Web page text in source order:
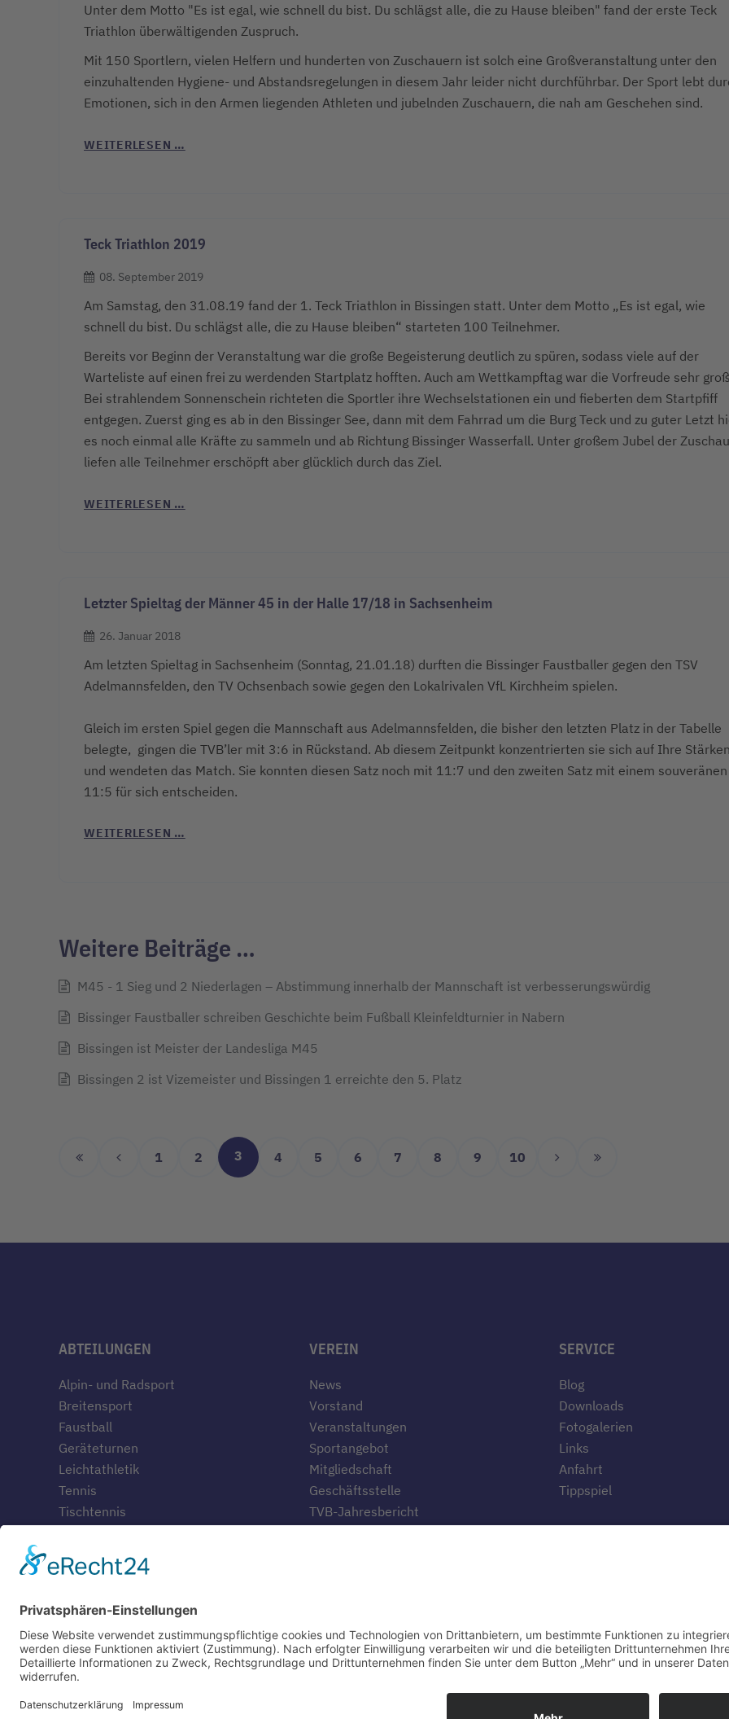
Unter dem Motto "Es ist egal, wie schnell du bist. Du schlägst alle, die zu Hause bleiben" fand der erste Teck
Triathlon überwältigenden Zuspruch.
Mit 150 Sportlern, vielen Helfern und hunderten von Zuschauern ist solch eine Großveranstaltung unter den
einzuhaltenden Hygiene- und Abstandsregelungen in diesem Jahr leider nicht durchführbar. Der Sport lebt
Emotionen, sich in den Armen liegenden Athleten und jubelnden Zuschauern, die nah am Geschehen sind.
WEITERLESEN …
Teck Triathlon 2019
08. September 2019
Am Samstag, den 31.08.19 fand der 1. Teck Triathlon in Bissingen statt. Unter dem Motto „Es ist egal, wie
schnell du bist. Du schlägst alle, die zu Hause bleiben“ starteten 100 Teilnehmer.
Bereits vor Beginn der Veranstaltung war die große Begeisterung deutlich zu spüren, sodass viele auf der
Warteliste auf einen frei zu werdenden Startplatz hofften. Auch am Wettkampftag war die Vorfreude sehr
Bei strahlendem Sonnenschein richteten die Sportler ihre Wechselstationen ein und fieberten dem Startpfiff
entgegen. Zuerst ging es ab in den Bissinger See, dann mit dem Fahrrad um die Burg Teck und zu guter Letzt
es noch einmal alle Kräfte zu sammeln und ab Richtung Bissinger Wasserfall. Unter großem Jubel der
liefen alle Teilnehmer erschöpft aber glücklich durch das Ziel.
WEITERLESEN …
Letzter Spieltag der Männer 45 in der Halle 17/18 in Sachsenheim
26. Januar 2018
Am letzten Spieltag in Sachsenheim (Sonntag, 21.01.18) durften die Bissinger Faustballer gegen den TSV
Adelmannsfelden, den TV Ochsenbach sowie gegen den Lokalrivalen VfL Kirchheim spielen.
Gleich im ersten Spiel gegen die Mannschaft aus Adelmannsfelden, die bisher den letzten Platz in der Tabelle
belegte, gingen die TVB’ler mit 3:6 in Rückstand. Ab diesem Zeitpunkt konzentrierten sie sich auf Ihre
und wendeten das Match. Sie konnten diesen Satz noch mit 11:7 und den zweiten Satz mit einem souveränen
11:5 für sich entscheiden.
WEITERLESEN …
Weitere Beiträge …
M45 - 1 Sieg und 2 Niederlagen – Abstimmung innerhalb der Mannschaft ist verbesserungswürdig
Bissinger Faustballer schreiben Geschichte beim Fußball Kleinfeldturnier in Nabern
Bissingen ist Meister der Landesliga M45
Bissingen 2 ist Vizemeister und Bissingen 1 erreichte den 5. Platz
1 2 3 4 5 6 7 8 9 10
ABTEILUNGEN
Alpin- und Radsport
Breitensport
Faustball
Geräteturnen
Leichtathletik
Tennis
Tischtennis
VEREIN
News
Vorstand
Veranstaltungen
Sportangebot
Mitgliedschaft
Geschäftsstelle
TVB-Jahresbericht
SERVICE
Blog
Downloads
Fotogalerien
Links
Anfahrt
Tippspiel